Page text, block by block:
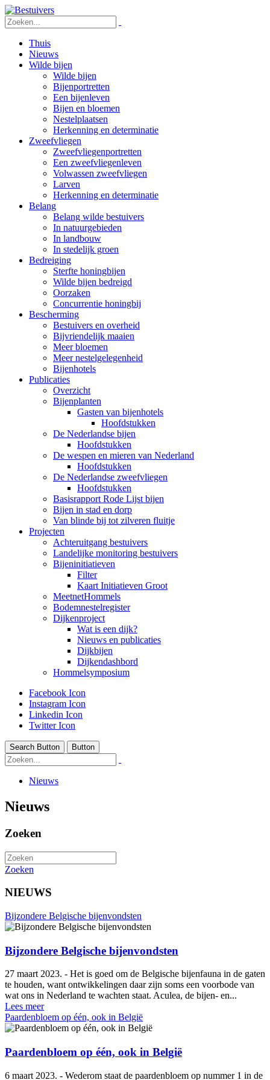
Thuis
Nieuws
Wilde bijen
Wilde bijen
Bijenportretten
Een bijenleven
Bijen en bloemen
Nestelplaatsen
Herkenning en determinatie
Zweefvliegen
Zweefvliegenportretten
Een zweefvliegenleven
Volwassen zweefvliegen
Larven
Herkenning en determinatie
Belang
Belang wilde bestuivers
In natuurgebieden
In landbouw
In stedelijk groen
Bedreiging
Sterfte honingbijen
Wilde bijen bedreigd
Oorzaken
Concurrentie honingbij
Bescherming
Bestuivers en overheid
Bijvriendelijk maaien
Meer bloemen
Meer nestelgelegenheid
Bijenhotels
Publicaties
Overzicht
Bijenplanten
Gasten van bijenhotels
Hoofdstukken
De Nederlandse bijen
Hoofdstukken
De wespen en mieren van Nederland
Hoofdstukken
De Nederlandse zweefvliegen
Hoofdstukken
Basisrapport Rode Lijst bijen
Bijen in stad en dorp
Van blinde bij tot zilveren fluitje
Projecten
Achteruitgang bestuivers
Landelijke monitoring bestuivers
Bijeninitiatieven
Filter
Kaart Initiatieven Groot
MeetnetHommels
Bodemnestelregister
Dijkenproject
Wat is een dijk?
Nieuws en publicaties
Dijkbijen
Dijkendashbord
Hommelsymposium
Facebook Icon
Instagram Icon
Linkedin Icon
Twitter Icon
Search Button Button
Nieuws
Nieuws
Zoeken
Zoeken
NIEUWS
Bijzondere Belgische bijenvondsten
Bijzondere Belgische bijenvondsten
27 maart 2023. - Het is goed om de Belgische bijenfauna in de gaten
te houden, want ontwikkelingen daar zijn soms een voorbode van
wat ons in Nederland te wachten staat. Aculea, de bijen- en...
Lees meer
Paardenbloem op één, ook in België
Paardenbloem op één, ook in België
6 maart 2023. - Wederom staat de paardenbloem op nummer 1 in de